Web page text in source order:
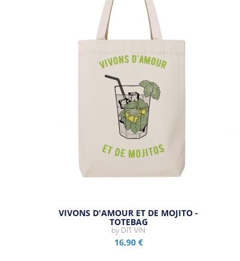
VIVONS D'AMOUR ET DE MOJITO -
TOTEBAG
by DIT VIN
16,90 €